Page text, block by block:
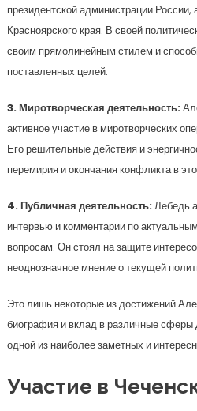
президентской администрации России,
Красноярского края. В своей
своим прямолинейным стилем и
поставленных целей.
3. Миротворческая деятельность:
активное участие в миротворческих
Его решительные действия и
перемирия и окончания конфликта в
4. Публичная деятельность:Лебедь
интервью и комментарии по
вопросам. Он стоял на защите
неоднозначное мнение о текущей
Это лишь некоторые из достижений
биография и вклад в различные сферы
одной из наиболее заметных и
Участие в